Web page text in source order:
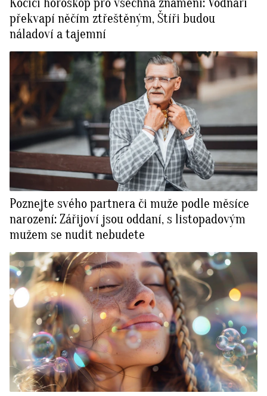
Kočičí horoskop pro všechna znamení: Vodnáři
překvapí něčím ztřeštěným, Štíři budou
náladoví a tajemní
Poznejte svého partnera či muže podle měsíce
narození: Zářijoví jsou oddaní, s listopadovým
mužem se nudit nebudete